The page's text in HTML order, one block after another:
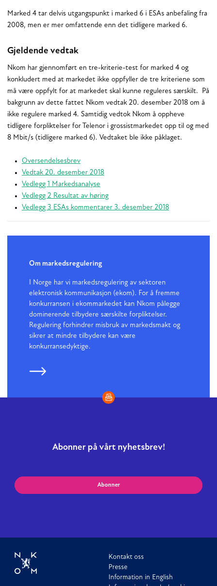
Marked 4 tar delvis utgangspunkt i marked 6 i ESAs anbefaling fra
2008, men er mer omfattende enn det tidligere marked 6.
Gjeldende vedtak
Nkom har gjennomført en tre-kriterie-test for marked 4 og
konkludert med at markedet ikke oppfyller de tre kriteriene som
må være oppfylt for at markedet skal kunne reguleres særskilt. På
bakgrunn av dette fattet Nkom vedtak 20. desember 2018 om å
ikke regulere marked 4. Samtidig vedtok Nkom å oppheve
tidligere forpliktelser for Telenor i grossistmarkedet opp til og med
8 Mbit/s (tidligere marked 6). Vedtaket ble ikke påklaget.
Oversendelsesbrev
Vedtak 20. desember 2018
Vedlegg 1 Markedsanalyse
Vedlegg 2 Resultat av høring
Vedlegg 3 ESAs kommentarer 3. desember 2018
Om markedsregulering
I Norge har vi markedsregulering av sektoren
elektronisk kommunikasjon (ekom). For å fremme
konkurransen i ekommarkedet kan Nkom pålegge
dominerende tilbydere særskilte forpliktelser.
Regulering forhindrer misbruk av markedsmakt og
sikrer at mindre tilbydere kan være
konkurransedyktige.
Abonner på vårt nyhetsbrev!
Abonner
Kontakt oss
Presse
Information in English